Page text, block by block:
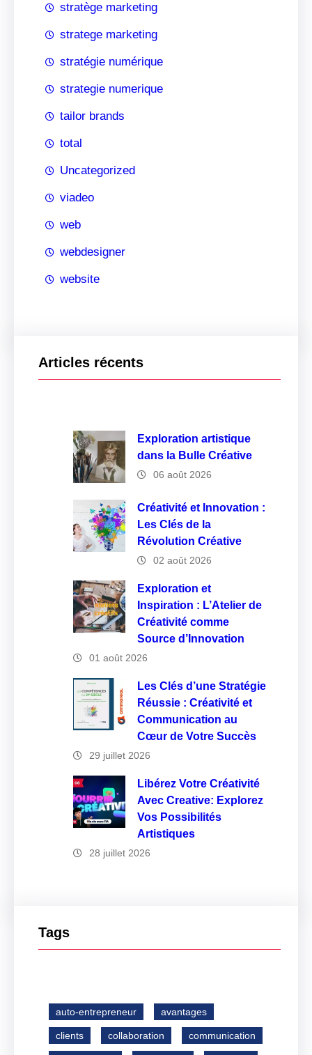
stratège marketing
stratege marketing
stratégie numérique
strategie numerique
tailor brands
total
Uncategorized
viadeo
web
webdesigner
website
Articles récents
Exploration artistique
dans la Bulle Créative
06 août 2026
Créativité et Innovation :
Les Clés de la
Révolution Créative
02 août 2026
Exploration et
Inspiration : L’Atelier de
Créativité comme
Source d’Innovation
01 août 2026
Les Clés d’une Stratégie
Réussie : Créativité et
Communication au
Cœur de Votre Succès
29 juillet 2026
Libérez Votre Créativité
Avec Creative: Explorez
Vos Possibilités
Artistiques
28 juillet 2026
Tags
auto-entrepreneur avantages
clients collaboration communication